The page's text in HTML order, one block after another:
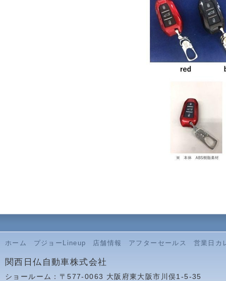
ホーム プジョーLineup 店舗情報 アフターセールス 営業日カ
関西日仏自動車株式会社
ショールーム：〒577-0063 大阪府東大阪市川俣1-5-35